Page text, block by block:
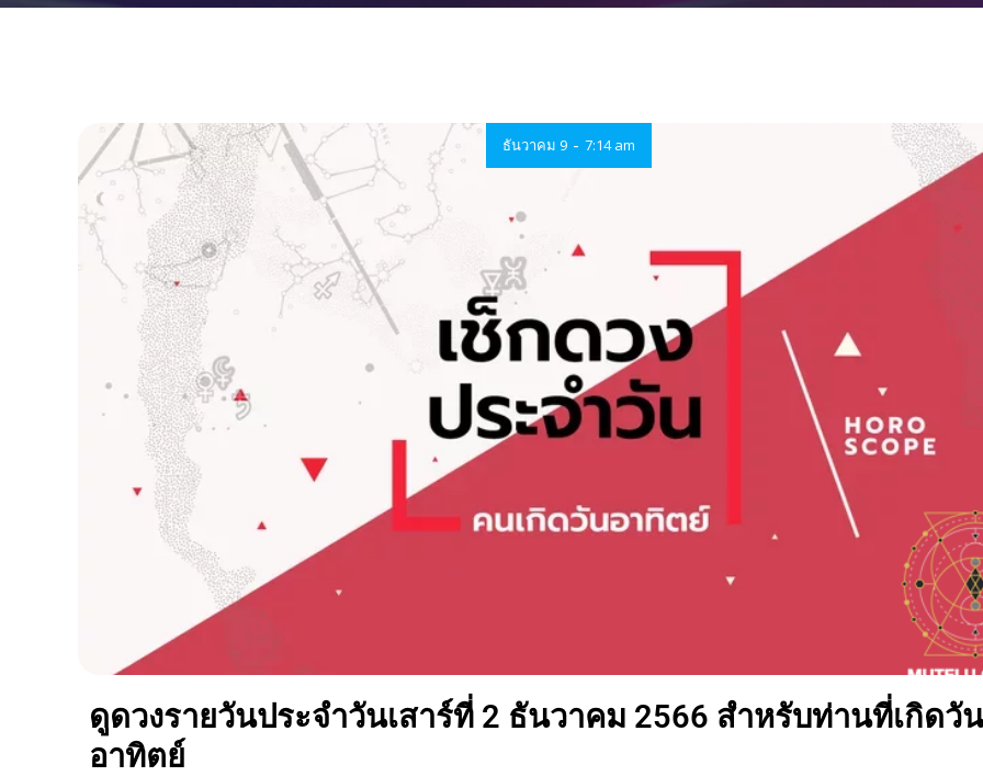
ธันวาคม 9 - 7:14 am
ดูดวงรายวันประจำวันเสาร์ที่ 2 ธันวาคม 2566 สำหรับท่านที่เกิดวัน
อาทิตย์